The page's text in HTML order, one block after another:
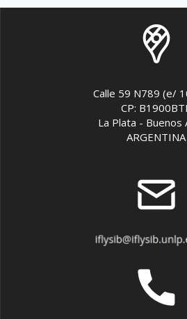
Calle 59 N789 (e/
CP:
La Plata - Buenos
ARGENTINA